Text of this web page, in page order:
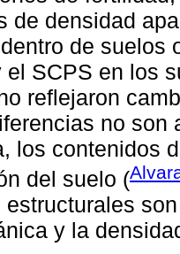
de densidad
de suelos
el SCPS en los
reflejaron
no son
los contenidos
del suelo (
y la